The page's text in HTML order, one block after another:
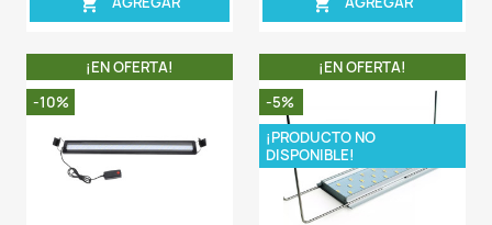
- 1 X Timmer, dimmer manual para su
- 1 X Adaptador a la corriente